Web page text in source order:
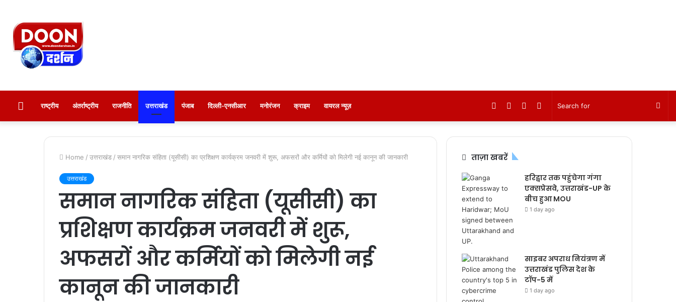
राष्ट्रीय अंतर्राष्ट्रीय राजनीति उत्तराखंड पंजाब दिल्ली-एनसीआर मनोरंजन क्राइम वायरल न्यूज़ Instagram
YouTube
Twitter
Facebook
Home / उत्तराखंड / समान नागरिक संहिता (यूसीसी) का प्रशिक्षण कार्यक्रम जनवरी में शुरू, अफसरों और कर्मियों को मिलेगी नई कानून की जानकारी
उत्तराखंड
समान नागरिक संहिता (यूसीसी) का
प्रशिक्षण कार्यक्रम जनवरी में शुरू,
अफसरों और कर्मियों को मिलेगी नई
कानून की जानकारी
ताज़ा खबरें
हरिद्वार तक पहुंचेगा गंगा
एक्सप्रेसवे, उत्तराखंड-UP के
बीच हुआ MOU
1 day ago
साइबर अपराध नियंत्रण में
उत्तराखंड पुलिस देश के
टॉप-5 में
1 day ago